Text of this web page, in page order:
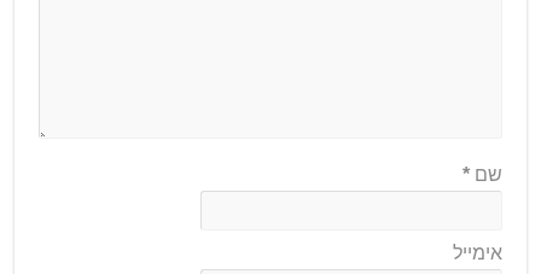
שם*
אימייל